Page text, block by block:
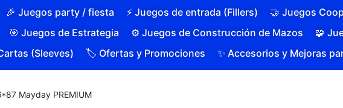
🎉 Juegos party / fiesta ⚡ Juegos de entrada (Fillers)
🤝 Juegos
🎯 Juegos de Estrategia ⚙️ Juegos de Construcción de Mazos
🧩
(Sleeves) 🏷️ Ofertas y Promociones ✨ Accesorios y Mejoras
Mayday PREMIUM